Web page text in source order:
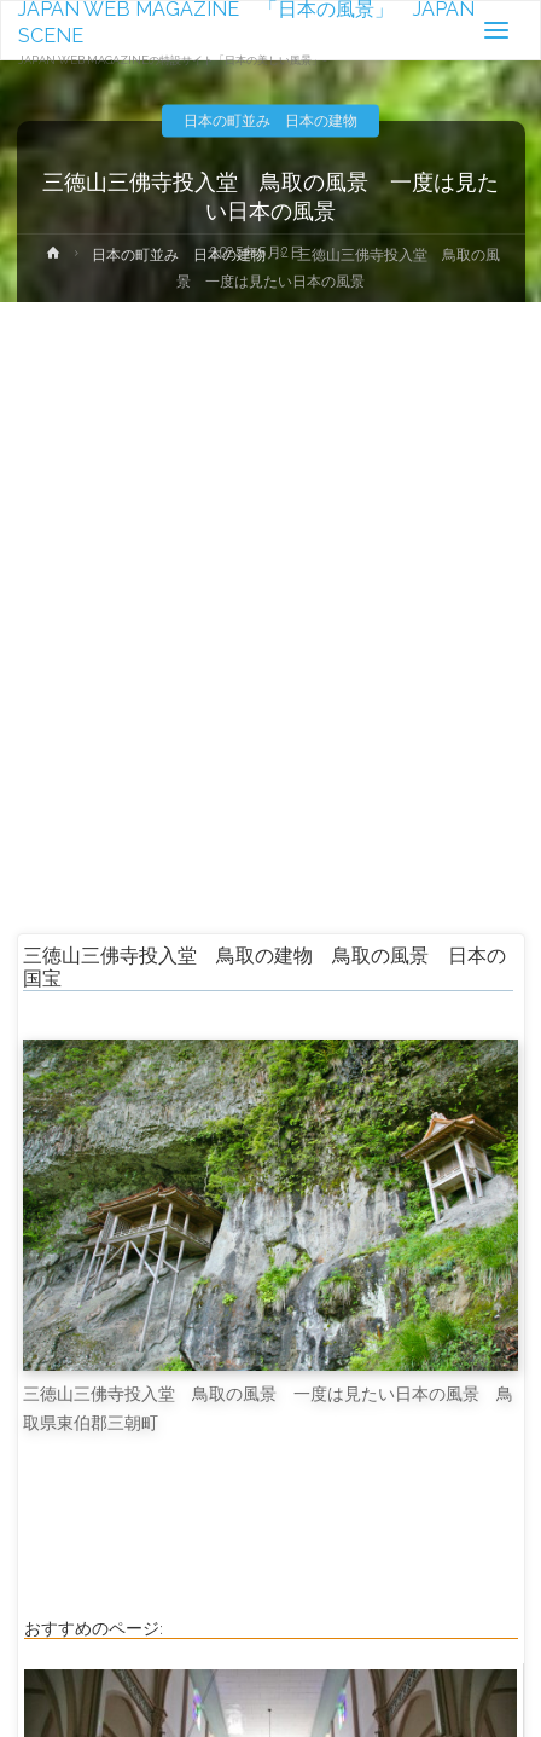
JAPAN WEB MAGAZINE 「日本の風景」 JAPAN
SCENE
JAPAN WEB MAGAZINEの特設サイト「日本の美しい風景」-
三徳山三佛寺投入堂 鳥取の風景 一度は見た
い日本の風景
2025年5月2日
日本の町並み 日本の建物
ホ
ム
日本の町並み 日本の建物
三徳山三佛寺投入堂 鳥取の風
景 一度は見たい日本の風景
三徳山三佛寺投入堂 鳥取の建物 鳥取の風景 日本の
国宝
三徳山三佛寺投入堂 鳥取の風景 一度は見たい日本の風景 鳥
取県東伯郡三朝町
おすすめのページ: